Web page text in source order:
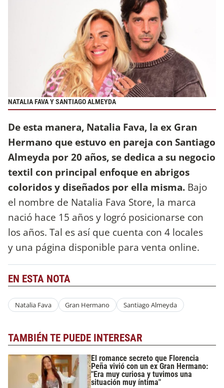
NATALIA FAVA Y SANTIAGO ALMEYDA
De esta manera, Natalia Fava, la ex Gran
Hermano que estuvo en pareja con Santiago
Almeyda por 20 años, se dedica a su negocio
textil con principal enfoque en abrigos
coloridos y diseñados por ella misma. Bajo
el nombre de Natalia Fava Store, la marca
nació hace 15 años y logró posicionarse con
los años. Tal es así que cuenta con 4 locales
y una página disponible para venta online.
EN ESTA NOTA
Natalia Fava Gran Hermano Santiago Almeyda
TAMBIÉN TE PUEDE INTERESAR
El romance secreto que Florencia
Peña vivió con un ex Gran Hermano:
"Era muy curiosa y tuvimos una
situación muy íntima"